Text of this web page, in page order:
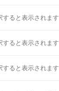
すると表示されます
すると表示されます
すると表示されます